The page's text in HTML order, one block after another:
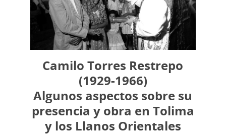
Camilo Torres Restrepo
(1929-1966)
Algunos aspectos sobre su
presencia y obra en Tolima
y los Llanos Orientales